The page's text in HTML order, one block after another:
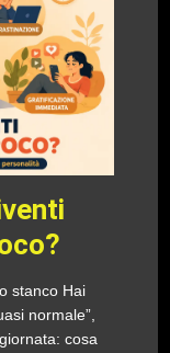
stanco Hai
normale”,
cosa